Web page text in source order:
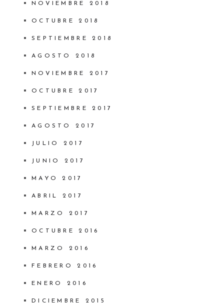
NOVIEMBRE 2018
OCTUBRE 2018
SEPTIEMBRE 2018
AGOSTO 2018
NOVIEMBRE 2017
OCTUBRE 2017
SEPTIEMBRE 2017
AGOSTO 2017
JULIO 2017
JUNIO 2017
MAYO 2017
ABRIL 2017
MARZO 2017
OCTUBRE 2016
MARZO 2016
FEBRERO 2016
ENERO 2016
DICIEMBRE 2015